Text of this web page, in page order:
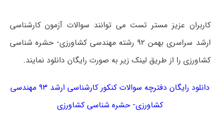
کاربران عزیز مستر تست می توانند سوالات آزمون کارشناسی
ارشد سراسری بهمن ۹۲ رشته مهندسی کشاورزی- حشره شناسی
کشاورزی را از طریق لینک زیر به صورت رایگان دانلود نمایند.
دانلود رایگان دفترچه سوالات کنکور کارشناسی ارشد ۹۳ مهندسی
کشاورزی- حشره شناسی کشاورزی